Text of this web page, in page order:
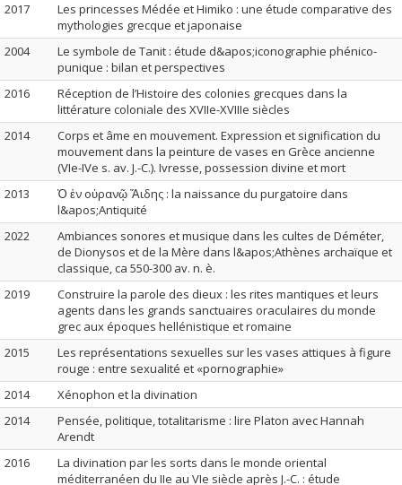
2017
Les princesses Médée et Himiko : une étude comparative des
mythologies grecque et japonaise
2004
Le symbole de Tanit : étude d&apos;iconographie phénico-
punique : bilan et perspectives
2016
Réception de l’Histoire des colonies grecques dans la
littérature coloniale des XVIIe-XVIIIe siècles
2014
Corps et âme en mouvement. Expression et signification du
mouvement dans la peinture de vases en Grèce ancienne
(VIe-IVe s. av. J.-C.). Ivresse, possession divine et mort
2013
Ὁ ἐν οὐρανῷ Ἅιδης : la naissance du purgatoire dans
l&apos;Antiquité
2022
Ambiances sonores et musique dans les cultes de Déméter,
de Dionysos et de la Mère dans l&apos;Athènes archaïque et
classique, ca 550-300 av. n. è.
2019
Construire la parole des dieux : les rites mantiques et leurs
agents dans les grands sanctuaires oraculaires du monde
grec aux époques hellénistique et romaine
2015
Les représentations sexuelles sur les vases attiques à figure
rouge : entre sexualité et «pornographie»
2014
Xénophon et la divination
2014
Pensée, politique, totalitarisme : lire Platon avec Hannah
Arendt
2016
La divination par les sorts dans le monde oriental
méditerranéen du IIe au VIe siècle après J.-C. : étude